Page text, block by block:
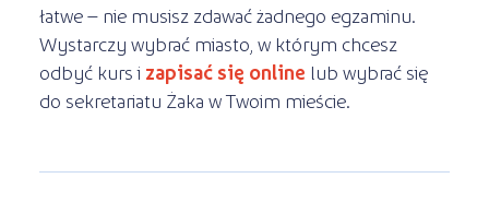
łatwe – nie musisz zdawać żadnego egzaminu.
Wystarczy wybrać miasto, w którym chcesz
odbyć kurs i zapisać się online lub wybrać się
do sekretariatu Żaka w Twoim mieście.